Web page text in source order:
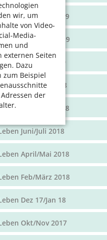
wir, um
von Video-
Media-
und
externen Seiten
Dazu
zum Beispiel
der
April/Mai 2019
Feb/März 2019
Dez 18/Jan 19
Okt/Nov 2018
Aug/Sept 2018
Juni/Juli 2018
April/Mai 2018
Feb/März 2018
Dez 17/Jan 18
Okt/Nov 2017